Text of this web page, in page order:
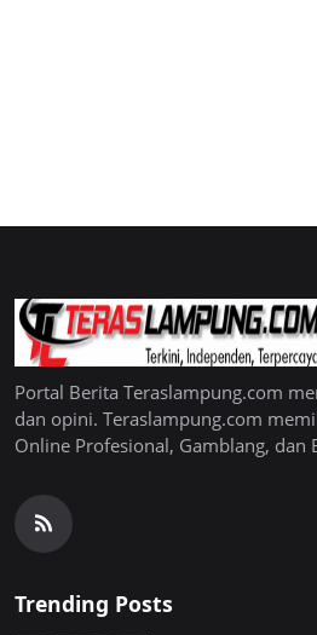
Portal Berita Teraslampung.com
dan opini. Teraslampung.com
Online Profesional, Gamblang, dan
Trending Posts